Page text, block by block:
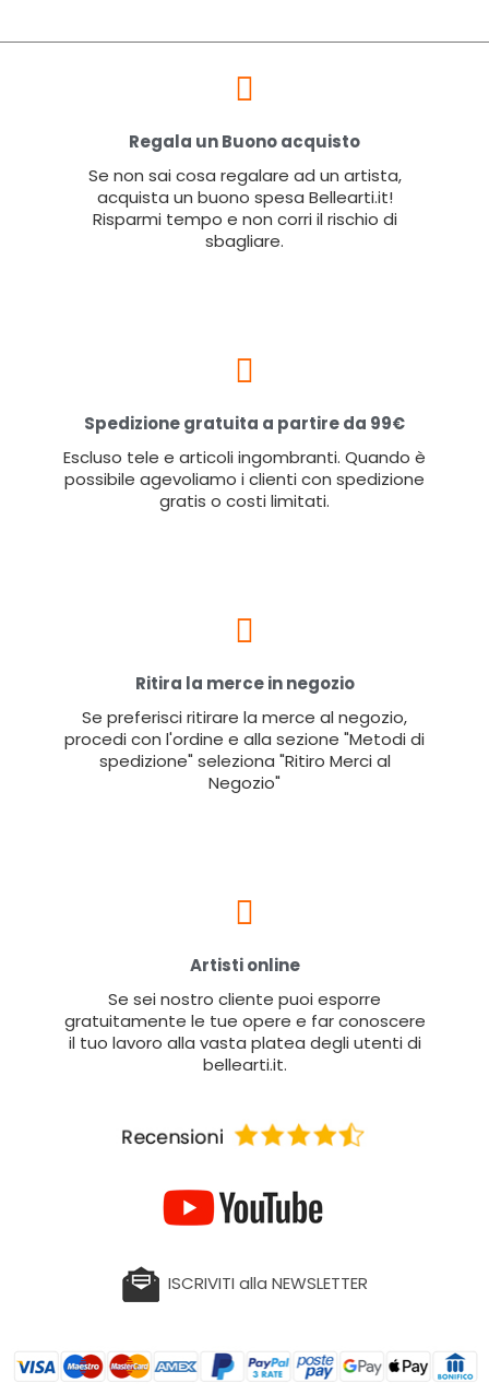
Regala un Buono acquisto
Se non sai cosa regalare ad un artista,
acquista un buono spesa Bellearti.it!
Risparmi tempo e non corri il rischio di
sbagliare.
Spedizione gratuita a partire da 99€
Escluso tele e articoli ingombranti. Quando è
possibile agevoliamo i clienti con spedizione
gratis o costi limitati.
Ritira la merce in negozio
Se preferisci ritirare la merce al negozio,
procedi con l'ordine e alla sezione "Metodi di
spedizione" seleziona "Ritiro Merci al
Negozio"
Artisti online
Se sei nostro cliente puoi esporre
gratuitamente le tue opere e far conoscere
il tuo lavoro alla vasta platea degli utenti di
bellearti.it.
ISCRIVITI alla NEWSLETTER